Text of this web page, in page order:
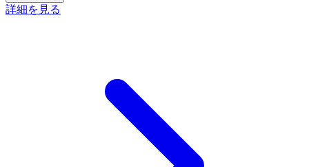
詳細を見る